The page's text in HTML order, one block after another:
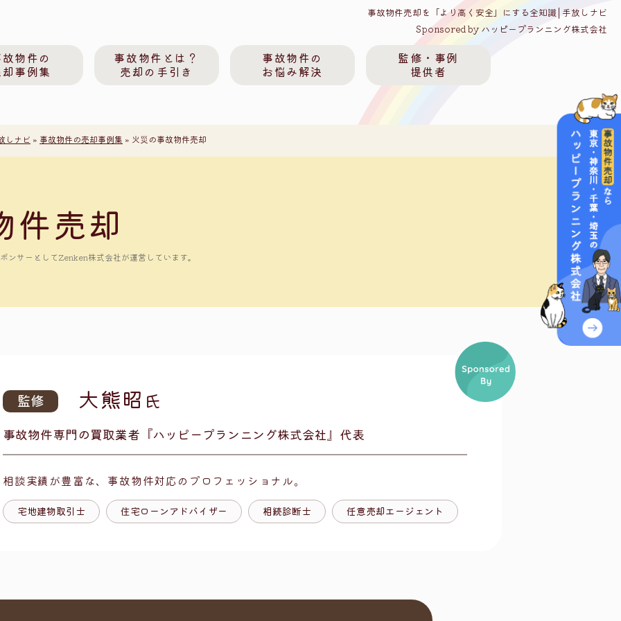
事故物件売却を「より高く安全」にする全知識│手放しナビ
Sponsored by ハッピープランニング株式会社
物件の
事例集
事故物件とは？
売却の手引き
事故物件の
お悩み解決
監修・事例
提供者
しナビ » 事故物件の売却事例集 » 火災の事故物件売却
件売却
サーとしてZenken株式会社が運営しています。
監修 大熊昭 氏
事故物件専門の買取業者 『ハッピープランニング株式会社』代表
相談実績が豊富な、 事故物件対応のプロフェッショナル。
宅地建物取引士 住宅ローンアドバイザー 相続診断士 任意売却エージェント